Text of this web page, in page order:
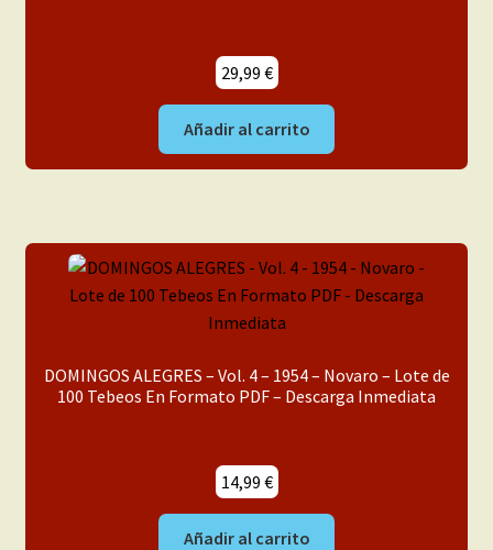
29,99 €
Añadir al carrito
DOMINGOS ALEGRES – Vol. 4 – 1954 – Novaro – Lote de
100 Tebeos En Formato PDF – Descarga Inmediata
14,99 €
Añadir al carrito